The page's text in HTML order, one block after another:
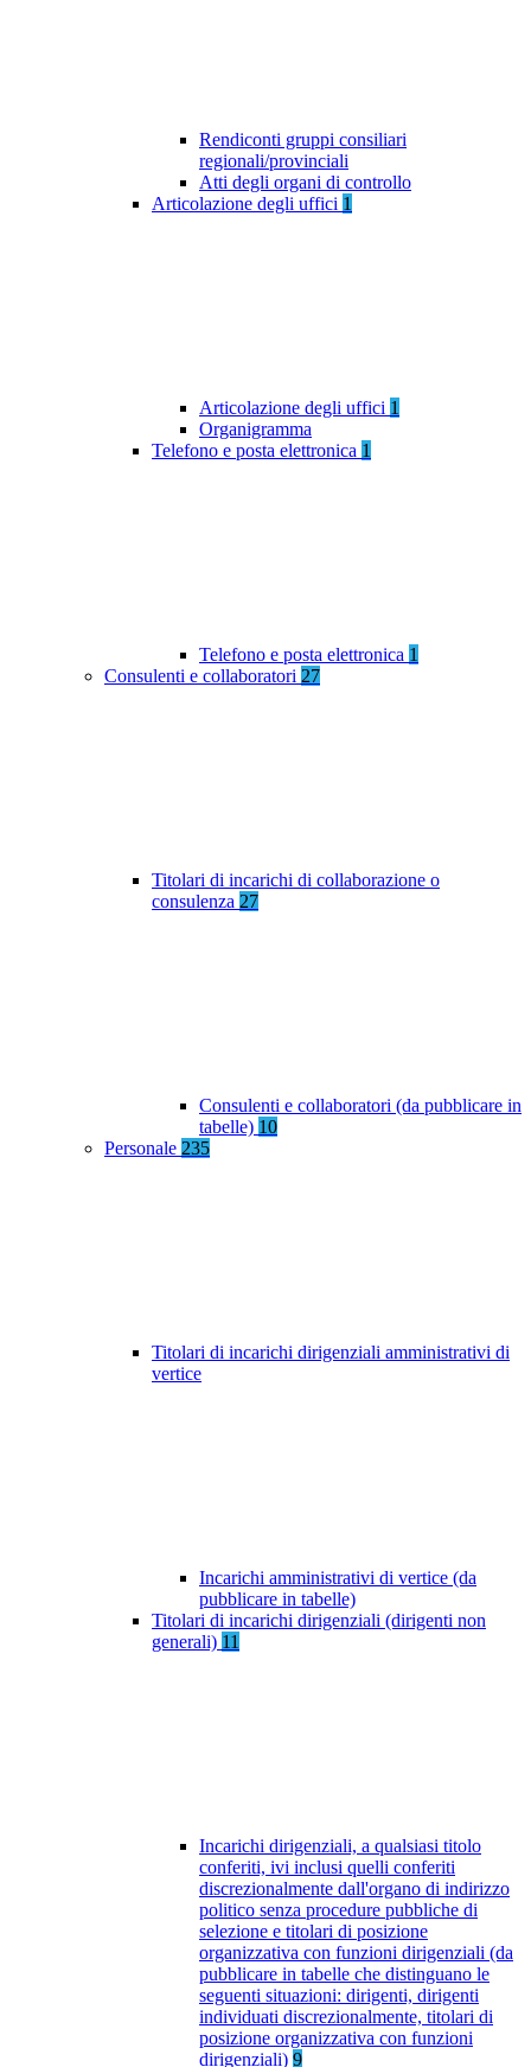
Rendiconti gruppi consiliari
regionali/provinciali
Atti degli organi di controllo
Articolazione degli uffici 1
Articolazione degli uffici 1
Organigramma
Telefono e posta elettronica 1
Telefono e posta elettronica 1
Consulenti e collaboratori 27
Titolari di incarichi di collaborazione o
consulenza 27
Consulenti e collaboratori (da pubblicare in
tabelle) 10
Personale 235
Titolari di incarichi dirigenziali amministrativi di
vertice
Incarichi amministrativi di vertice (da
pubblicare in tabelle)
Titolari di incarichi dirigenziali (dirigenti non
generali) 11
Incarichi dirigenziali, a qualsiasi titolo
conferiti, ivi inclusi quelli conferiti
discrezionalmente dall'organo di indirizzo
politico senza procedure pubbliche di
selezione e titolari di posizione
organizzativa con funzioni dirigenziali (da
pubblicare in tabelle che distinguano le
seguenti situazioni: dirigenti, dirigenti
individuati discrezionalmente, titolari di
posizione organizzativa con funzioni
dirigenziali) 9